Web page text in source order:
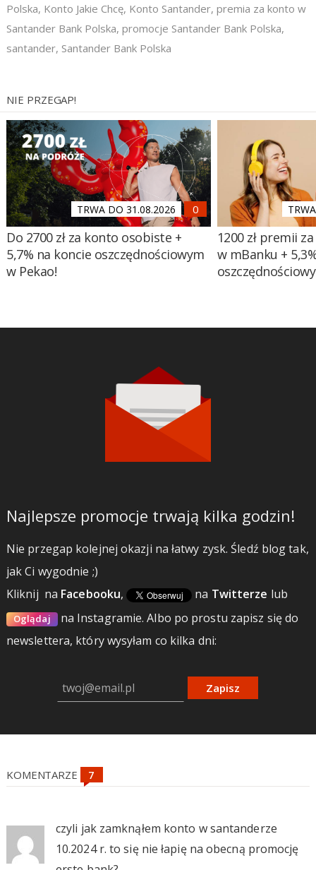
Polska, Konto Jakie Chcę, Konto Santander, premia za konto w
Santander Bank Polska, promocje Santander Bank Polska,
santander, Santander Bank Polska
NIE PRZEGAP!
TRWA DO 31.08.2026
Do 2700 zł za konto osobiste +
5,7% na koncie oszczędnościowym
w Pekao!
1200 zł premii
w mBanku +
Najlepsze promocje trwają kilka godzin!
Nie przegap kolejnej okazji na łatwy zysk. Śledź blog tak,
jak Ci wygodnie ;)
Kliknij na Facebooku, na Twitterze lub
Oglądaj na Instagramie.Albo po prostu zapisz się do
newslettera, który wysyłam co kilka dni:
Zapisz
KOMENTARZE
czyli jak zamknąłem konto w santanderze
10.2024 r. to się nie łapię na obecną promocję